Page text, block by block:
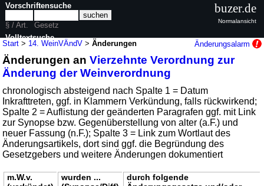
Start > 14. WeinVÄndV >Änderungen Änderungsalarm
Änderungen anVierzehnte Verordnung zur
Änderung der Weinverordnung
chronologisch absteigend nach Spalte 1 = Datum
Inkrafttreten, ggf. in Klammern Verkündung, falls rückwirkend;
Spalte 2 = Auflistung der geänderten Paragrafen ggf. mit Link
zur Synopse bzw. Gegenüberstellung von alter (a.F.) und
neuer Fassung (n.F.); Spalte 3 = Link zum Wortlaut des
Änderungsartikels, dort sind ggf. die Begründung des
Gesetzgebers und weitere Änderungen dokumentiert
m.W.v.
wurden ...
durch folgende
Vorschriftensuche
§ / Art.
Gesetz
Volltextsuche
nur in 14. WeinVÄndV
buzer.de
Normalansicht